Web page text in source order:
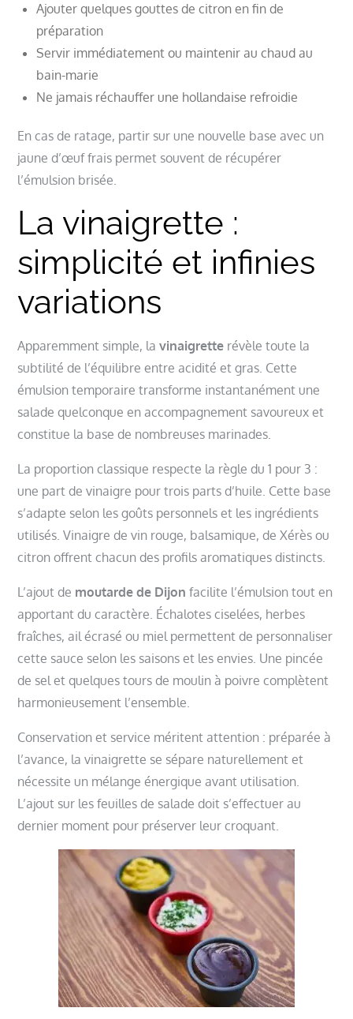
Ajouter quelques gouttes de citron en fin de
préparation
Servir immédiatement ou maintenir au chaud au
bain-marie
Ne jamais réchauffer une hollandaise refroidie
En cas de ratage, partir sur une nouvelle base avec un
jaune d’œuf frais permet souvent de récupérer
l’émulsion brisée.
La vinaigrette :
simplicité et infinies
variations
Apparemment simple, lavinaigrette révèle toute la
subtilité de l’équilibre entre acidité et gras. Cette
émulsion temporaire transforme instantanément une
salade quelconque en accompagnement savoureux et
constitue la base de nombreuses marinades.
La proportion classique respecte la règle du 1 pour 3 :
une part de vinaigre pour trois parts d’huile. Cette base
s’adapte selon les goûts personnels et les ingrédients
utilisés. Vinaigre de vin rouge, balsamique, de Xérès ou
citron offrent chacun des profils aromatiques distincts.
L’ajout de moutarde de Dijon facilite l’émulsion tout en
apportant du caractère. Échalotes ciselées, herbes
fraîches, ail écrasé ou miel permettent de personnaliser
cette sauce selon les saisons et les envies. Une pincée
de sel et quelques tours de moulin à poivre complètent
harmonieusement l’ensemble.
Conservation et service méritent attention : préparée à
l’avance, la vinaigrette se sépare naturellement et
nécessite un mélange énergique avant utilisation.
L’ajout sur les feuilles de salade doit s’effectuer au
dernier moment pour préserver leur croquant.